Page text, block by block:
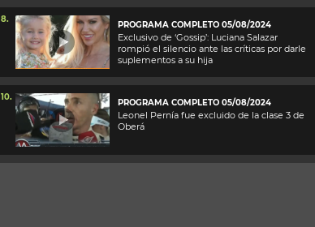
8.
PROGRAMA COMPLETO 05/08/2024
Exclusivo de ‘Gossip’: Luciana Salazar
rompió el silencio ante las críticas por darle
suplementos a su hija
10.
PROGRAMA COMPLETO 05/08/2024
Leonel Pernía fue excluido de la clase 3 de
Oberá